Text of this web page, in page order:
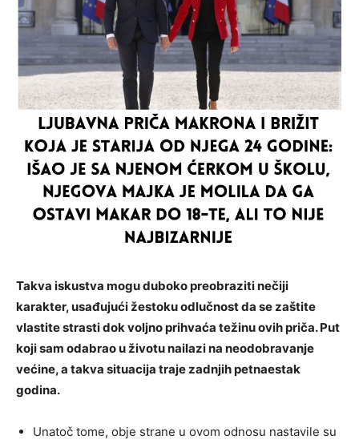
Takva iskustva mogu duboko preobraziti nečiji
karakter, usađujući žestoku odlučnost da se zaštite
vlastite strasti dok voljno prihvaća težinu ovih priča. Put
koji sam odabrao u životu nailazi na neodobravanje
većine, a takva situacija traje zadnjih petnaestak
godina.
Unatoč tome, obje strane u ovom odnosu nastavile su